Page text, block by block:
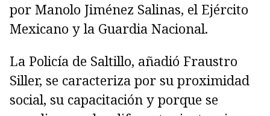
por Manolo Jiménez Salinas, el Ejército
Mexicano y la Guardia Nacional.
La Policía de Saltillo, añadió Fraustro
Siller, se caracteriza por su proximidad
social, su capacitación y porque se